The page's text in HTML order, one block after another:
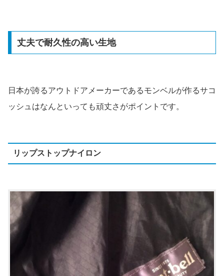
丈夫で耐久性の高い生地
日本が誇るアウトドアメーカーであるモンベルが作るサコ
ッシュはなんといっても頑丈さがポイントです。
リップストップナイロン